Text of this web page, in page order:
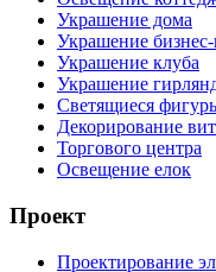
Украшение дома
Украшение бизнес-
Украшение клуба
Украшение
Светящиеся
Декорирование
Торгового центра
Освещение елок
Проект
Проектирование